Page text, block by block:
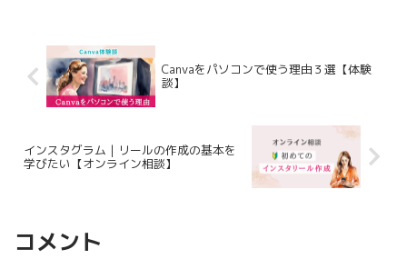
Canvaをパソコンで使う理由３選【体験
談】
インスタグラム | リールの作成の基本を
学びたい【オンライン相談】
コメント